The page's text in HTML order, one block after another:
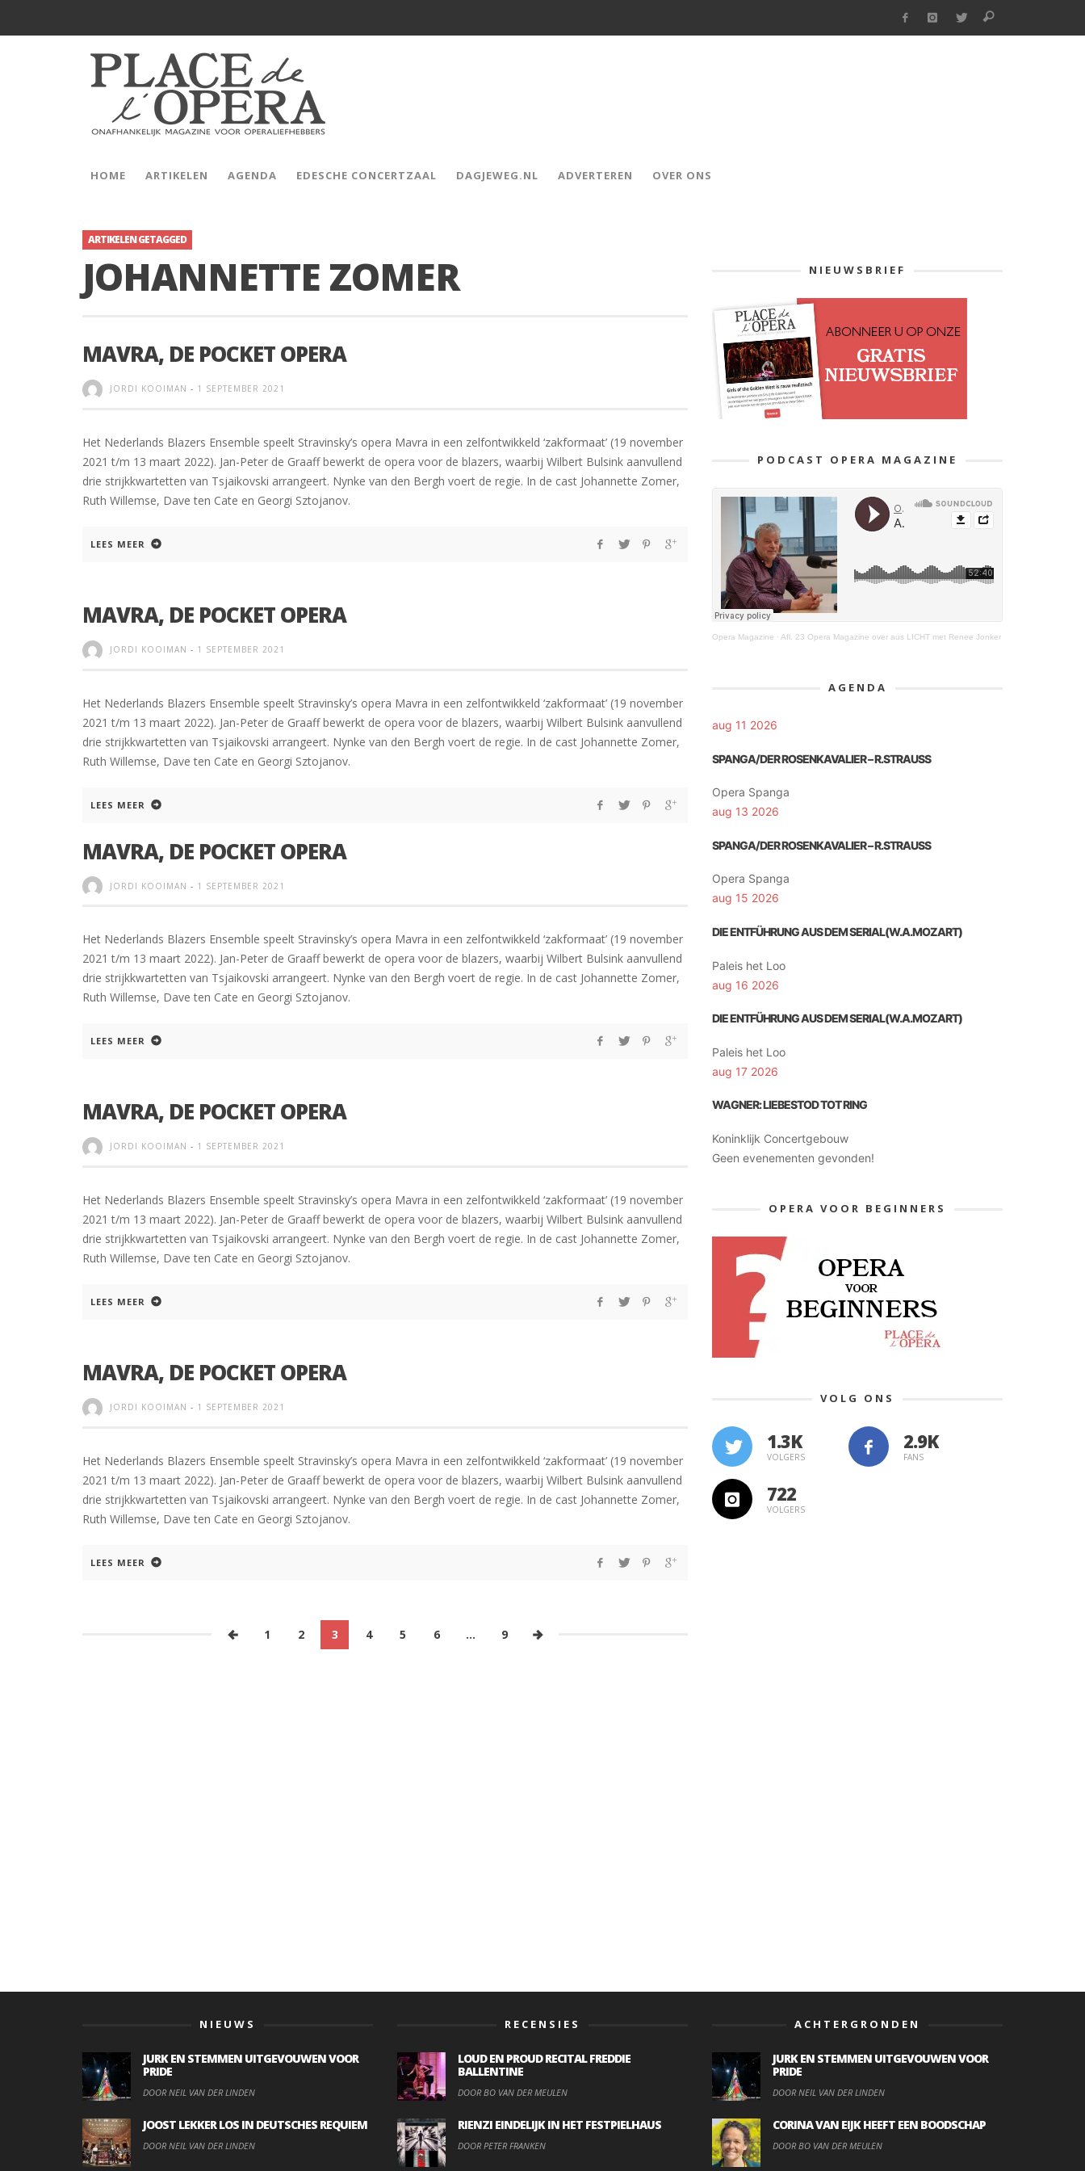
HOME ARTIKELEN AGENDA EDESCHE CONCERTZAAL DAGJEWEG.NL ADVERTEREN OVER ONS
ARTIKELEN GETAGGED
JOHANNETTE ZOMER
MAVRA, DE POCKET OPERA
JORDI KOOIMAN - 1 SEPTEMBER 2021
Het Nederlands Blazers Ensemble speelt Stravinsky’s opera Mavra in een zelfontwikkeld ‘zakformaat’ (19 november
2021 t/m 13 maart 2022). Jan-Peter de Graaff bewerkt de opera voor de blazers, waarbij Wilbert Bulsink aanvullend
drie strijkkwartetten van Tsjaikovski arrangeert. Nynke van den Bergh voert de regie. In de cast Johannette Zomer,
Ruth Willemse, Dave ten Cate en Georgi Sztojanov.
LEES MEER
MAVRA, DE POCKET OPERA
JORDI KOOIMAN - 1 SEPTEMBER 2021
Het Nederlands Blazers Ensemble speelt Stravinsky’s opera Mavra in een zelfontwikkeld ‘zakformaat’ (19 november
2021 t/m 13 maart 2022). Jan-Peter de Graaff bewerkt de opera voor de blazers, waarbij Wilbert Bulsink aanvullend
drie strijkkwartetten van Tsjaikovski arrangeert. Nynke van den Bergh voert de regie. In de cast Johannette Zomer,
Ruth Willemse, Dave ten Cate en Georgi Sztojanov.
LEES MEER
MAVRA, DE POCKET OPERA
JORDI KOOIMAN - 1 SEPTEMBER 2021
Het Nederlands Blazers Ensemble speelt Stravinsky’s opera Mavra in een zelfontwikkeld ‘zakformaat’ (19 november
2021 t/m 13 maart 2022). Jan-Peter de Graaff bewerkt de opera voor de blazers, waarbij Wilbert Bulsink aanvullend
drie strijkkwartetten van Tsjaikovski arrangeert. Nynke van den Bergh voert de regie. In de cast Johannette Zomer,
Ruth Willemse, Dave ten Cate en Georgi Sztojanov.
LEES MEER
MAVRA, DE POCKET OPERA
JORDI KOOIMAN - 1 SEPTEMBER 2021
Het Nederlands Blazers Ensemble speelt Stravinsky’s opera Mavra in een zelfontwikkeld ‘zakformaat’ (19 november
2021 t/m 13 maart 2022). Jan-Peter de Graaff bewerkt de opera voor de blazers, waarbij Wilbert Bulsink aanvullend
drie strijkkwartetten van Tsjaikovski arrangeert. Nynke van den Bergh voert de regie. In de cast Johannette Zomer,
Ruth Willemse, Dave ten Cate en Georgi Sztojanov.
LEES MEER
MAVRA, DE POCKET OPERA
JORDI KOOIMAN - 1 SEPTEMBER 2021
Het Nederlands Blazers Ensemble speelt Stravinsky’s opera Mavra in een zelfontwikkeld ‘zakformaat’ (19 november
2021 t/m 13 maart 2022). Jan-Peter de Graaff bewerkt de opera voor de blazers, waarbij Wilbert Bulsink aanvullend
drie strijkkwartetten van Tsjaikovski arrangeert. Nynke van den Bergh voert de regie. In de cast Johannette Zomer,
Ruth Willemse, Dave ten Cate en Georgi Sztojanov.
LEES MEER
1 2 3 4 5 6 … 9
NIEUWSBRIEF
PODCAST OPERA MAGAZINE
Opera Magazine · Afl. 23 Opera Magazine over aus LICHT met Renee Jonker
AGENDA
aug 11 2026
SPANGA/DER ROSENKAVALIER – R.STRAUSS
Opera Spanga
aug 13 2026
SPANGA/DER ROSENKAVALIER – R.STRAUSS
Opera Spanga
aug 15 2026
DIE ENTFÜHRUNG AUS DEM SERIAL(W.A.MOZART)
Paleis het Loo
aug 16 2026
DIE ENTFÜHRUNG AUS DEM SERIAL(W.A.MOZART)
Paleis het Loo
aug 17 2026
WAGNER: LIEBESTOD TOT RING
Koninklijk Concertgebouw
Geen evenementen gevonden!
OPERA VOOR BEGINNERS
VOLG ONS
1.3K
VOLGERS FANS
722
VOLGERS
NIEUWS
JURK EN STEMMEN UITGEVOUWEN VOOR
PRIDE
DOOR NEIL VAN DER LINDEN
JOOST LEKKER LOS IN DEUTSCHES REQUIEM
DOOR NEIL VAN DER LINDEN
RECENSIES
LOUD EN PROUD RECITAL FREDDIE
BALLENTINE
DOOR BO VAN DER MEULEN
RIENZI EINDELIJK IN HET FESTPIELHAUS
DOOR PETER FRANKEN
ACHTERGRONDEN
JURK EN STEMMEN UITGEVOUWEN VOOR
PRIDE
DOOR NEIL VAN DER LINDEN
CORINA VAN EIJK HEEFT EEN BOODSCHAP
DOOR BO VAN DER MEULEN